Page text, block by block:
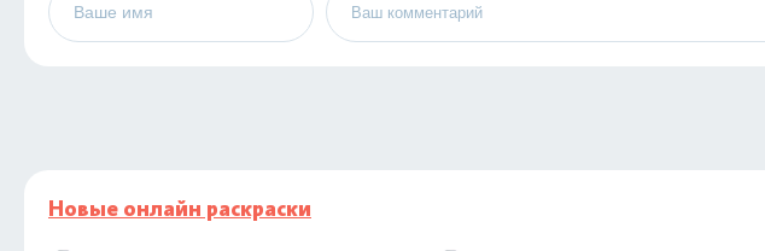
Новые онлайн раскраски